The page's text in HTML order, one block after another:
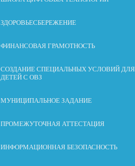
ЗДОРОВЬЕСБЕРЕЖЕНИЕ
ФИНАНСОВАЯ ГРАМОТНОСТЬ
СОЗДАНИЕ СПЕЦИАЛЬНЫХ УСЛОВИЙ ДЛЯ
ДЕТЕЙ С ОВЗ
МУНИЦИПАЛЬНОЕ ЗАДАНИЕ
ПРОМЕЖУТОЧНАЯ АТТЕСТАЦИЯ
ИНФОРМАЦИОННАЯ БЕЗОПАСНОСТЬ